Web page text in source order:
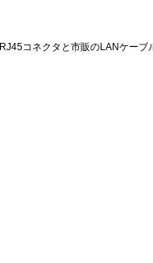
コネクタと市販のLANケーブ